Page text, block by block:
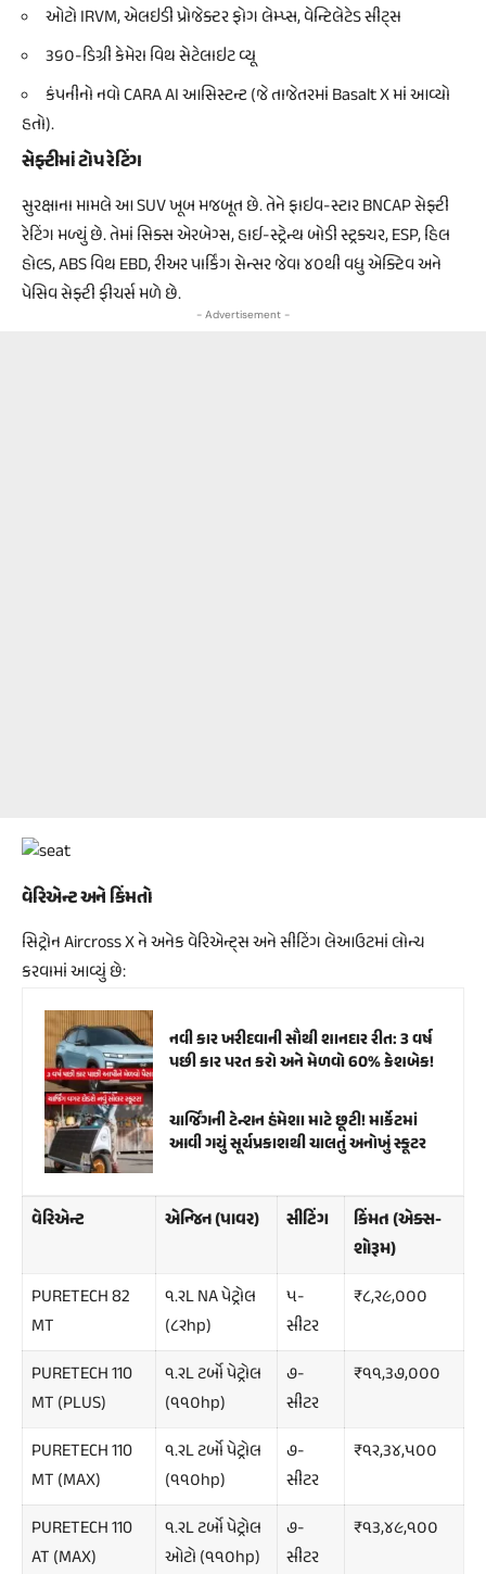
ઓટો IRVM, એલઇડી પ્રોજેક્ટર ફોગ લેમ્પ્સ, વેન્ટિલેટેડ સીટ્સ
૩૬૦-ડિગ્રી કેમેરા વિથ સેટેલાઇટ વ્યૂ
કંપનીનો નવો CARA AI આસિસ્ટન્ટ (જે તાજેતરમાં Basalt X માં આવ્યો
હતો).
સેફ્ટીમાં ટોપ રેટિંગ
સુરક્ષાના મામલે આ SUV ખૂબ મજબૂત છે. તેને ફાઇવ-સ્ટાર BNCAP સેફ્ટી
રેટિંગ મળ્યું છે. તેમાં સિક્સ એરબેગ્સ, હાઈ-સ્ટ્રેન્થ બોડી સ્ટ્રક્ચર, ESP, હિલ
હોલ્ડ, ABS વિથ EBD, રીઅર પાર્કિંગ સેન્સર જેવા ૪૦થી વધુ એક્ટિવ અને
પેસિવ સેફ્ટી ફીચર્સ મળે છે.
- Advertisement -
વેરિએન્ટ અને કિંમતો
સિટ્રોન Aircross X ને અનેક વેરિએન્ટ્સ અને સીટિંગ લેઆઉટમાં લોન્ચ
કરવામાં આવ્યું છે:
નવી કાર ખરીદવાની સૌથી શાનદાર રીત: 3 વર્ષ
પછી કાર પરત કરો અને મેળવો 60% કેશબેક!
ચાર્જિંગની ટેન્શન હંમેશા માટે છૂટી! માર્કેટમાં
આવી ગયું સૂર્યપ્રકાશથી ચાલતું અનોખું સ્કૂટર
વેરિએન્ટ એન્જિન (પાવર) સીટિંગ
કિંમત (એક્સ-
શોરૂમ)
PURETECH 82
MT
૧.૨L NA પેટ્રોલ
(૮૨hp)
૫-
સીટર
₹૮,૨૯,૦૦૦
PURETECH 110
MT (PLUS)
૧.૨L ટર્બો પેટ્રોલ
(૧૧૦hp)
૭-
સીટર
₹૧૧,૩૭,૦૦૦
PURETECH 110
MT (MAX)
૧.૨L ટર્બો પેટ્રોલ
(૧૧૦hp)
૭-
સીટર
₹૧૨,૩૪,૫૦૦
PURETECH 110
AT (MAX)
૧.૨L ટર્બો પેટ્રોલ
ઓટો (૧૧૦hp)
૭-
સીટર
₹૧૩,૪૯,૧૦૦